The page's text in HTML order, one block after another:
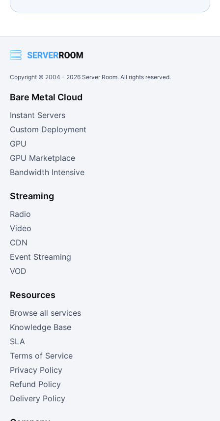
Copyright © 2004 - 2026 Server Room. All rights reserved.
Bare Metal Cloud
Instant Servers
Custom Deployment
GPU
GPU Marketplace
Bandwidth Intensive
Streaming
Radio
Video
CDN
Event Streaming
VOD
Resources
Browse all services
Knowledge Base
SLA
Terms of Service
Privacy Policy
Refund Policy
Delivery Policy